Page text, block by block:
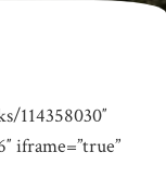
114358030″
iframe=”true”